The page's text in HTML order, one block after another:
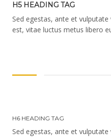
H5 HEADING TAG
Sed egestas, ante et
est, vitae luctus metus libero
H6 HEADING TAG
Sed egestas, ante et